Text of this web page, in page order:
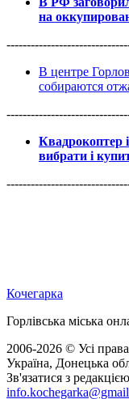
на
В центре
собираются
Квадрокоптер
вибрати і
Кочегарка
Горлівська міська
2006-2026 © Усі
Україна, Донецька
Зв'язатися з